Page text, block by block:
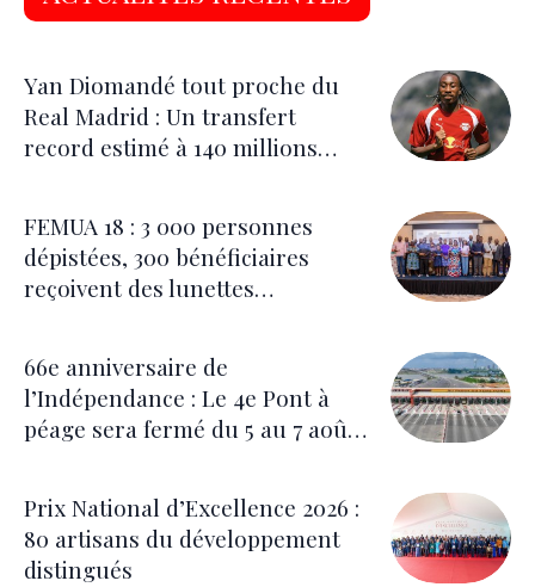
Yan Diomandé tout proche du
Real Madrid : Un transfert
record estimé à 140 millions
FEMUA 18 : 3 000 personnes
dépistées, 300 bénéficiaires
reçoivent des lunettes
66e anniversaire de
l’Indépendance : Le 4e Pont à
péage sera fermé du 5 au 7 août
Prix National d’Excellence 2026 :
80 artisans du développement
distingués